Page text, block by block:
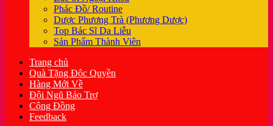
Phác Đồ/ Routine
Dược Phương Trà (Phương Dược)
Top Bác Sĩ Da Liễu
Sản Phẩm Thành Viên
Trang chủ
Quà Tặng Độc Quyền
Hàng Mới Về
Đội Ngũ Bảo Trợ
Cộng Đồng
Feedback